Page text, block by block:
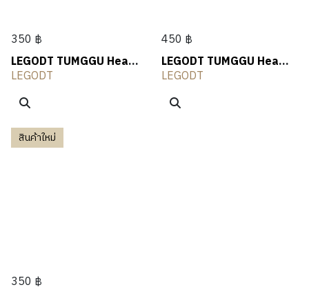
350 ฿
LEGODT TUMGGU Heart
Keyring
LEGODT
450 ฿
LEGODT TUMGGU Heart
Key Ring V2
LEGODT
สินค้าใหม่
350 ฿